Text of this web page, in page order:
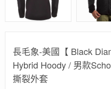
長毛象-美國【 Black
Hybrid Hoody / 男款
撕裂外套